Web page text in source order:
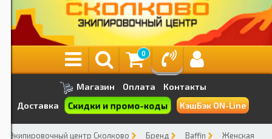
0
Магазин Оплата
Контакты
Доставка
Скидки и промо-коды КэшБэк ON-Line
Экипировочный центр Сколково Бренд Baffin
Женская